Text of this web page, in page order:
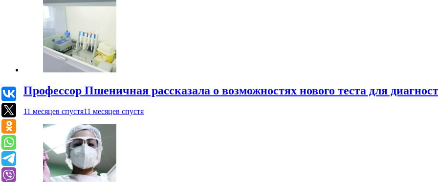
Профессор Пшеничная рассказала о возможностях нового теста для
11 месяцев спустя11 месяцев спустя